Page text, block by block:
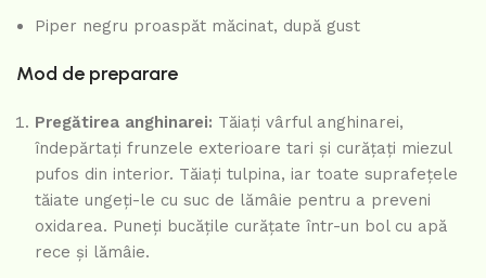
Piper negru proaspăt măcinat, după gust
Mod de preparare
Pregătirea anghinarei: Tăiați vârful anghinarei,
îndepărtați frunzele exterioare tari și curățați miezul
pufos din interior. Tăiați tulpina, iar toate suprafețele
tăiate ungeți-le cu suc de lămâie pentru a preveni
oxidarea. Puneți bucățile curățate într-un bol cu apă
rece și lămâie.